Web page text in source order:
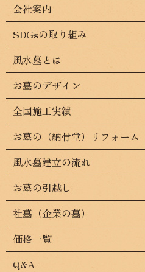
会社案内
SDGsの取り組み
風水墓とは
お墓のデザイン
全国施工実績
お墓の（納骨堂）リフォーム
風水墓建立の流れ
お墓の引越し
社墓（企業の墓）
価格一覧
Q&A